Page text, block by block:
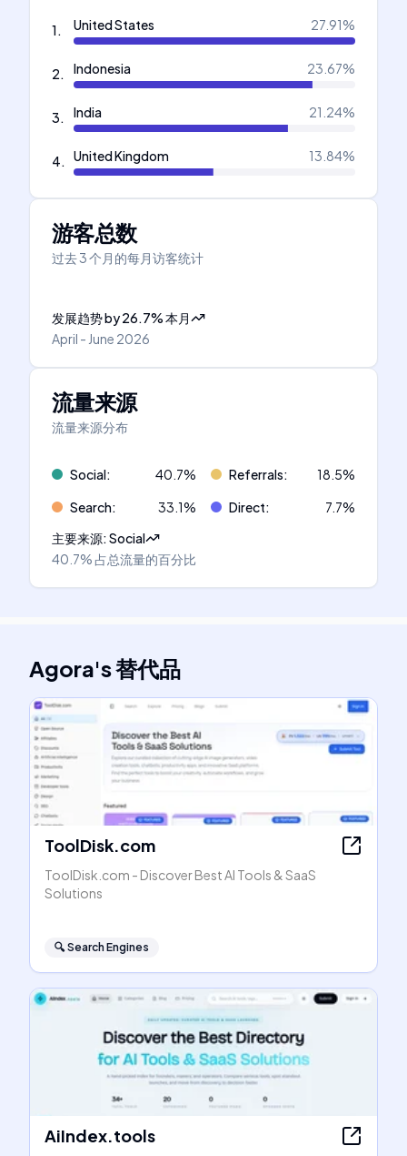
1. United States 27.91%
2. Indonesia 23.67%
3. India 21.24%
4. United Kingdom 13.84%
游客总数
过去 3 个月的每月访客统计
发展趋势by26.7%本月
April - June 2026
流量来源
流量来源分布
Social: 40.7% Referrals: 18.5%
Search: 33.1% Direct: 7.7%
主要来源:Social
40.7%占总流量的百分比
Agora's替代品
ToolDisk.com
ToolDisk.com - Discover Best AI Tools & SaaS
Solutions
🔍Search Engines
AiIndex.tools